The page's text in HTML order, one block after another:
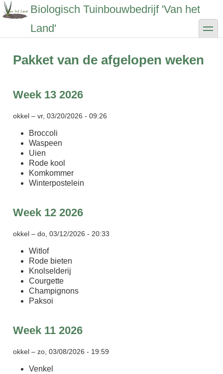
Overslaan
en
gaan
Biologisch Tuinbouwbedrijf 'Van het
Land'
toggle
Pakket van de afgelopen weken
Week 13 2026
okkel – vr, 03/20/2026 - 09:26
Broccoli
Waspeen
Uien
Rode kool
Komkommer
Winterpostelein
Week 12 2026
okkel – do, 03/12/2026 - 20:33
Witlof
Rode bieten
Knolselderij
Courgette
Champignons
Paksoi
Week 11 2026
okkel – zo, 03/08/2026 - 19:59
Venkel